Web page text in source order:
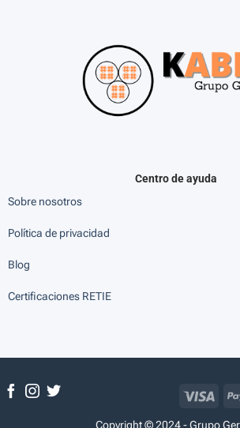
Centro de ayuda
Sobre nosotros
Política de privacidad
Blog
Certificaciones RETIE
Copyright © 2024 - Grupo
Visa